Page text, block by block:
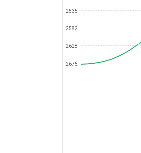
2535
2582
2628
2675